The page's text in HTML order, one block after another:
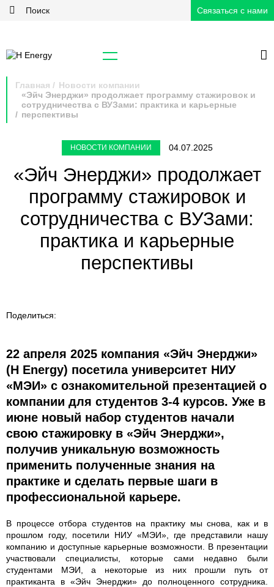
Связаться с нами
Главная
Новости компании
«Эйч Энерджи» продолжает программу стажировок и
сотрудничества с ВУЗами: практика и карьерные
перспективы
НОВОСТИ КОМПАНИИ 04.07.2025
«Эйч Энерджи» продолжает
программу стажировок и
сотрудничества с ВУЗами:
практика и карьерные
перспективы
Поделиться:
22 апреля 2025 компания «Эйч Энерджи»
(H Energy) посетила университет НИУ
«МЭИ» с ознакомительной презентацией о
компании для студентов 3-4 курсов. Уже в
июне новый набор студентов начали
свою стажировку в «Эйч Энерджи»,
получив уникальную возможность
применить полученные знания на
практике и сделать первые шаги в
профессиональной карьере.
В процессе отбора студентов на практику мы снова, как и в
прошлом году, посетили НИУ «МЭИ», где представили нашу
компанию и доступные карьерные возможности. В презентации
участвовали специалисты, которые сами недавно были
студентами МЭИ, а некоторые из них прошли путь от
практиканта в «Эйч Энерджи» до полноценного сотрудника.